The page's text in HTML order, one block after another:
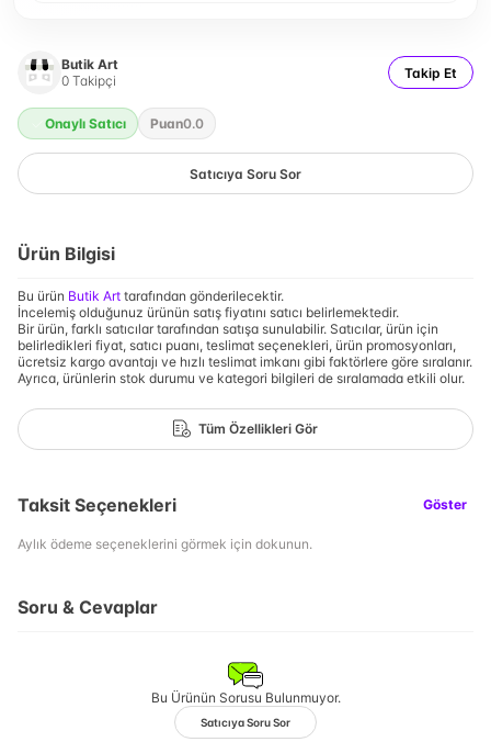
Butik Art
0 Takipçi Takip Et
Onaylı Satıcı Puan0.0
Satıcıya Soru Sor
Ürün Bilgisi
Bu ürün Butik Art tarafından gönderilecektir.
İncelemiş olduğunuz ürünün satış fiyatını satıcı belirlemektedir.
Bir ürün, farklı satıcılar tarafından satışa sunulabilir. Satıcılar, ürün için
belirledikleri fiyat, satıcı puanı, teslimat seçenekleri, ürün promosyonları,
ücretsiz kargo avantajı ve hızlı teslimat imkanı gibi faktörlere göre sıralanır.
Ayrıca, ürünlerin stok durumu ve kategori bilgileri de sıralamada etkili olur.
Tüm Özellikleri Gör
Taksit Seçenekleri Göster
Aylık ödeme seçeneklerini görmek için dokunun.
Soru & Cevaplar
Bu Ürünün Sorusu Bulunmuyor.
Satıcıya Soru Sor